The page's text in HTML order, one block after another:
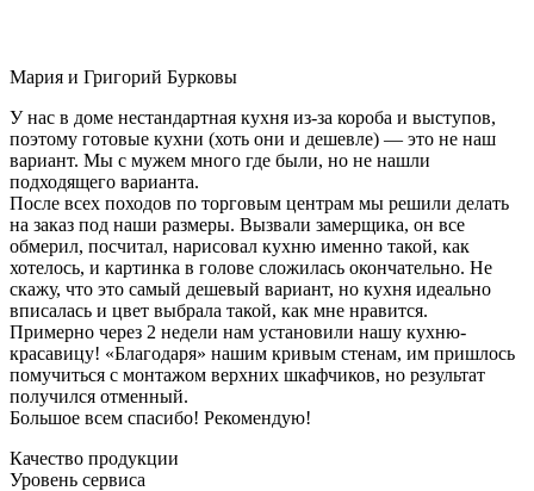
Мария и Григорий Бурковы
У нас в доме нестандартная кухня из-за короба и выступов,
поэтому готовые кухни (хоть они и дешевле) — это не наш
вариант. Мы с мужем много где были, но не нашли
подходящего варианта.
После всех походов по торговым центрам мы решили делать
на заказ под наши размеры. Вызвали замерщика, он все
обмерил, посчитал, нарисовал кухню именно такой, как
хотелось, и картинка в голове сложилась окончательно. Не
скажу, что это самый дешевый вариант, но кухня идеально
вписалась и цвет выбрала такой, как мне нравится.
Примерно через 2 недели нам установили нашу кухню-
красавицу! «Благодаря» нашим кривым стенам, им пришлось
помучиться с монтажом верхних шкафчиков, но результат
получился отменный.
Большое всем спасибо! Рекомендую!
Качество продукции
Уровень сервиса